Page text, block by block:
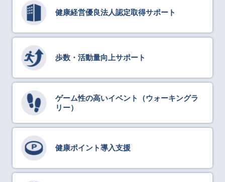
健康経営優良法人認定取得サポート
歩数・活動量向上サポート
ゲーム性の高いイベント（ウォーキングラ
リー）
健康ポイント導入支援